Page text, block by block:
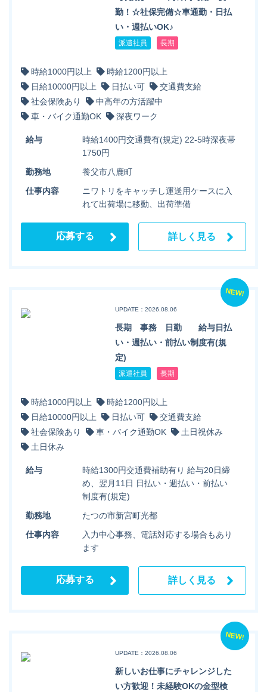
勤！☆社保完備☆車通勤・日払
い・週払いOK♪
派遣社員 長期
時給1000円以上
時給1200円以上
日給10000円以上
日払い可
交通費支給
社会保険あり
中高年の方活躍中
車・バイク通勤OK
深夜ワーク
給与
時給1400円交通費有(規定) 22-5時深夜帯
1750円
勤務地
養父市八鹿町
仕事内容
ニワトリをキャッチし運送用ケースに入
れて出荷場に移動、出荷準備
応募する 詳しく見る
NEW!
UPDATE：2026.08.06
長期 事務 日勤 給与日払
い・週払い・前払い制度有(規
定)
派遣社員 長期
時給1000円以上
時給1200円以上
日給10000円以上
日払い可
交通費支給
社会保険あり
車・バイク通勤OK
土日祝休み
土日休み
給与
時給1300円交通費補助有り 給与20日締
め、翌月11日 日払い・週払い・前払い
制度有(規定)
勤務地
たつの市新宮町光都
仕事内容
入力中心事務、電話対応する場合もあり
ます
応募する 詳しく見る
NEW!
UPDATE：2026.08.06
新しいお仕事にチャレンジした
い方歓迎！未経験OKの金型検